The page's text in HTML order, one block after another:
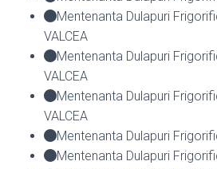
Mentenanta Dulapuri
VALCEA
Mentenanta Dulapuri
VALCEA
Mentenanta Dulapuri
VALCEA
Mentenanta Dulapuri
Mentenanta Dulapuri